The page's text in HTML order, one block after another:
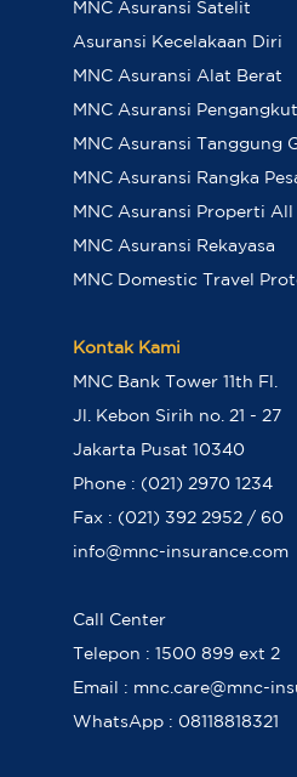
MNC Asuransi Satelit
Asuransi Kecelakaan Diri
MNC Asuransi Alat Berat
MNC Asuransi
MNC Asuransi Tanggung
MNC Asuransi Rangka
MNC Asuransi Properti All
MNC Asuransi Rekayasa
MNC Domestic Travel
Kontak Kami
MNC Bank Tower 11th Fl.
Jl. Kebon Sirih no. 21 - 27
Jakarta Pusat 10340
Phone : (021) 2970 1234
Fax : (021) 392 2952 / 60
info@mnc-insurance.com
Call Center
Telepon : 1500 899 ext 2
Email : mnc.care@mnc-
WhatsApp : 08118818321